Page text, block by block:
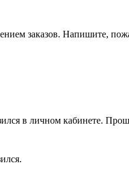
заказов. Напишите,
в личном кабинете.